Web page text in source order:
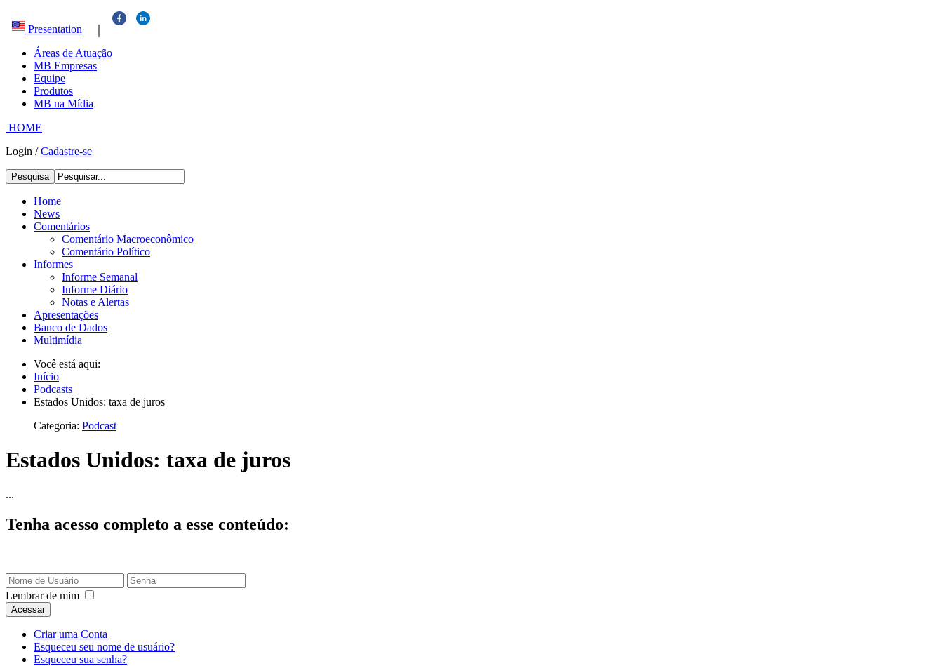
Presentation |
Áreas de Atuação
MB Empresas
Equipe
Produtos
MB na Mídia
HOME
Login /Cadastre-se
Pesquisa
Home
News
Comentários
Comentário Macroeconômico
Comentário Político
Informes
Informe Semanal
Informe Diário
Notas e Alertas
Apresentações
Banco de Dados
Multimídia
Você está aqui:
Início
Podcasts
Estados Unidos: taxa de juros
Categoria: Podcast
Estados Unidos: taxa de juros
...
Tenha acesso completo a esse conteúdo:
Lembrar de mim
Acessar
Criar uma Conta
Esqueceu seu nome de usuário?
Esqueceu sua senha?